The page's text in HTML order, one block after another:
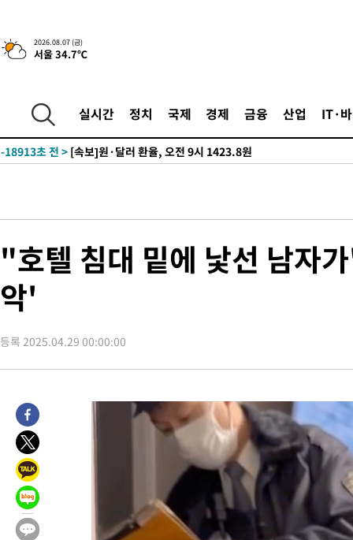
2026.08.07 (금)
서울 34.7℃
실시간 정치 국제 경제 금융 산업 IT·
-21570초 전 >[속보]'300억원대 사기 혐의' 차가원 대표 구속 송치
-20764초 전 >"미 전국적 살모네라 식중독 원인은 멕시코산 할라피뇨"--
-19158초 전 >
[속보]합수본, '투표율 허위 입력' 중앙·서울·경기도 선관위
압수수색
-18913초 전 >
-18709초 전 > [속보]삼성전자·SK하이닉스 동반 강보합…1%대 상승 출발
-15828초 전 >시리아 다마스쿠스 교외에서 미니버스 폭발.. 14명 부상, 3명
-10090초 전 >이란, 호르무즈서 "적국 목표물들"과 대치로 남부 케슘섬에서
례 큰 폭발음
-8805초 전 >
효
-6956초 전 >
-28714초 전 >[속보] 7월 중국 수출 23.9%↑ 수입 27.5%↑…무역총액
25.3%↑
-25874초 전 >[속보]'채상병 순직 책임' 임성근, 항소심도 징역 3년
-22340초 전 >
민주 콩고 에볼라환자 4천명 돌파, 4053명 발생 1850명 사망
-21590초 전 >
[속보]'300억원대 사기 혐의' 차가원 대표 구속 송치
-20784초 전 >
"미 전국적 살모네라 식중독 원인은 멕시코산 할라피뇨"--
-19297초 전 >
[속보]경찰·노동부, HL만도 평택사업장 끼임 사망 관련 압수
-19178초 전 >
[속보]합수본, '투표율 허위 입력' 중앙·서울·경기도 선관위
압수수색
-18933초 전 >
[속보]원·달러 환율, 오전 9시 1423.8원
"호텔 침대 밑에 낯선 남자
악'
등록 2025.04.29 00:00:00